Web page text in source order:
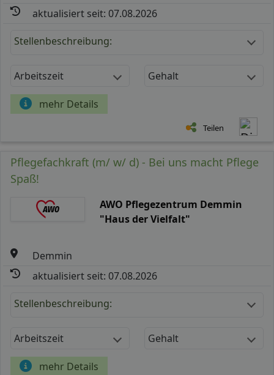
aktualisiert seit: 07.08.2026
Stellenbeschreibung:
Arbeitszeit Gehalt
mehr Details
Teilen
Pflegefachkraft (m/ w/ d) - Bei uns macht Pflege
Spaß!
AWO Pflegezentrum Demmin
"Haus der Vielfalt"
Demmin
aktualisiert seit: 07.08.2026
Stellenbeschreibung:
Arbeitszeit Gehalt
mehr Details